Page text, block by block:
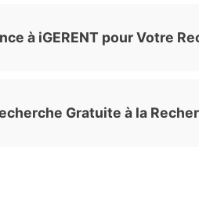
à iGERENT pour Votre
Gratuite à la